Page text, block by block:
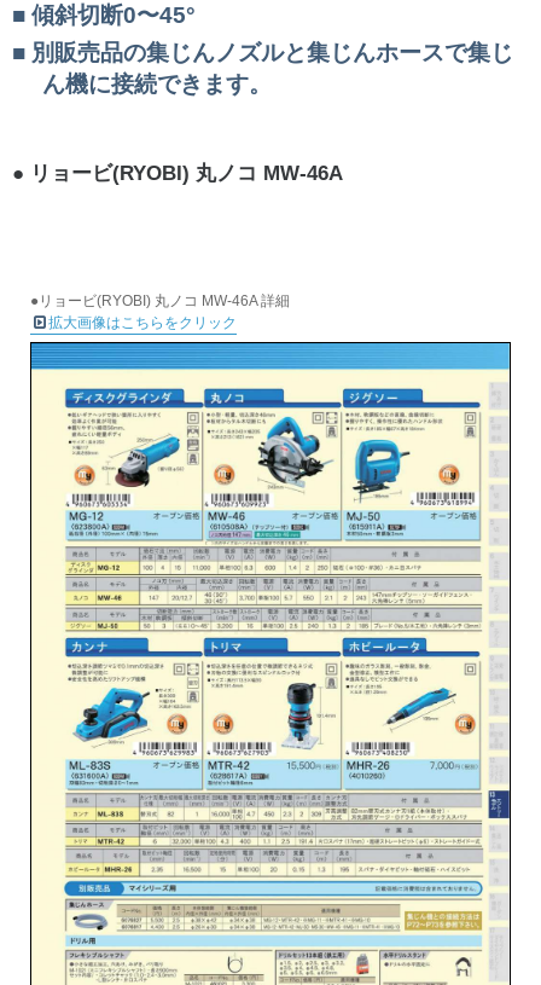
傾斜切断0〜45°
別販売品の集じんノズルと集じんホースで集じ
ん機に接続できます。
リョービ(RYOBI) 丸ノコ MW-46A
●リョービ(RYOBI) 丸ノコ MW-46A 詳細
拡大画像はこちらをクリック